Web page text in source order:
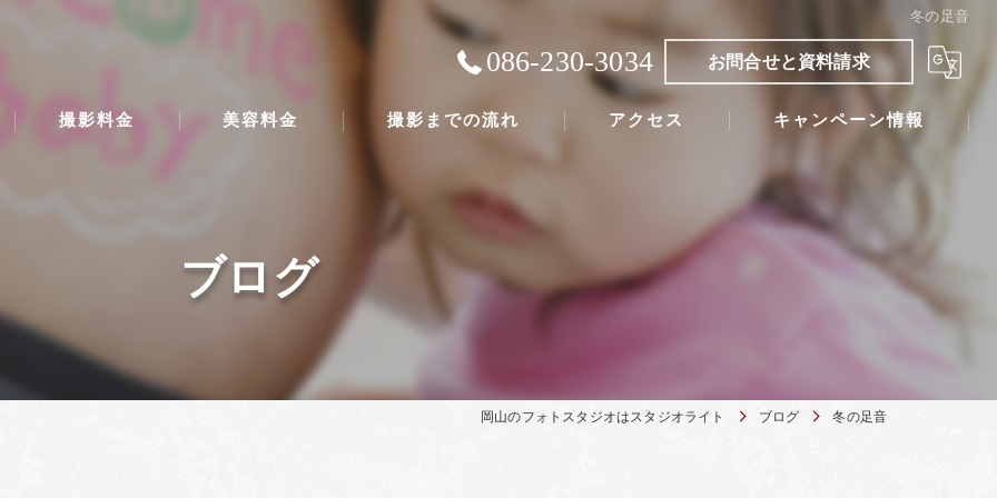
冬の足音
086-230-3034 お問合せと資料請求
撮影料金 美容料金 撮影までの流れ アクセス キャンペーン情報
ブログ
岡山のフォトスタジオはスタジオライト ブログ 冬の足音